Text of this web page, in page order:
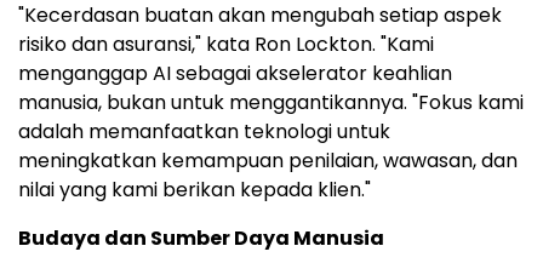
"Kecerdasan buatan akan mengubah setiap aspek
risiko dan asuransi," kata Ron Lockton. "Kami
menganggap AI sebagai akselerator keahlian
manusia, bukan untuk menggantikannya. "Fokus kami
adalah memanfaatkan teknologi untuk
meningkatkan kemampuan penilaian, wawasan, dan
nilai yang kami berikan kepada klien."
Budaya dan Sumber Daya Manusia